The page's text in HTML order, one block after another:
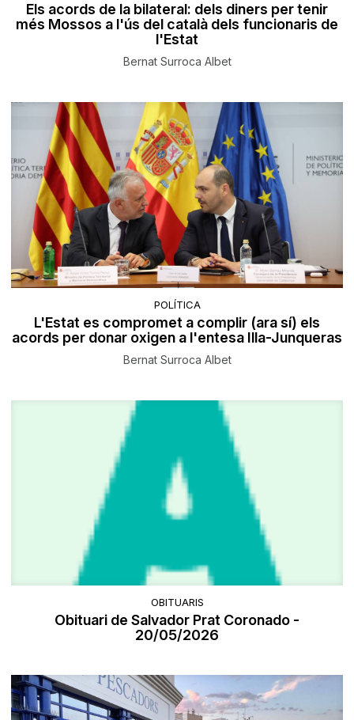
Els acords de la bilateral: dels diners per tenir
més Mossos a l'ús del català dels funcionaris de
l'Estat
Bernat Surroca Albet
POLÍTICA
L'Estat es compromet a complir (ara sí) els
acords per donar oxigen a l'entesa Illa-Junqueras
Bernat Surroca Albet
OBITUARIS
Obituari de Salvador Prat Coronado -
20/05/2026